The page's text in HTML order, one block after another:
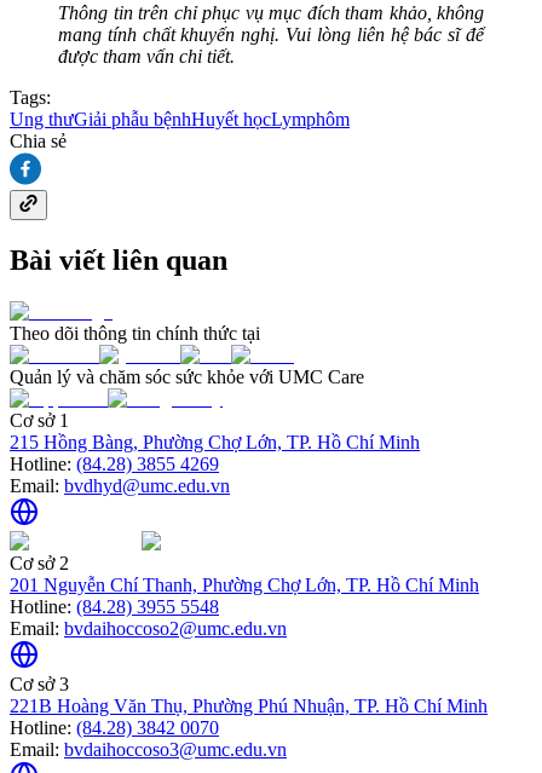
Thông tin trên chỉ phục vụ mục đích tham khảo, không
mang tính chất khuyến nghị. Vui lòng liên hệ bác sĩ để
được tham vấn chi tiết.
Tags:
Ung thưGiải phẫu bệnhHuyết họcLymphôm
Chia sẻ
Bài viết liên quan
Theo dõi thông tin chính thức tại
Quản lý và chăm sóc sức khỏe với UMC Care
Cơ sở 1
215 Hồng Bàng, Phường Chợ Lớn, TP. Hồ Chí Minh
Hotline: (84.28) 3855 4269
Email: bvdhyd@umc.edu.vn
Cơ sở 2
201 Nguyễn Chí Thanh, Phường Chợ Lớn, TP. Hồ Chí Minh
Hotline: (84.28) 3955 5548
Email: bvdaihoccoso2@umc.edu.vn
Cơ sở 3
221B Hoàng Văn Thụ, Phường Phú Nhuận, TP. Hồ Chí Minh
Hotline: (84.28) 3842 0070
Email: bvdaihoccoso3@umc.edu.vn